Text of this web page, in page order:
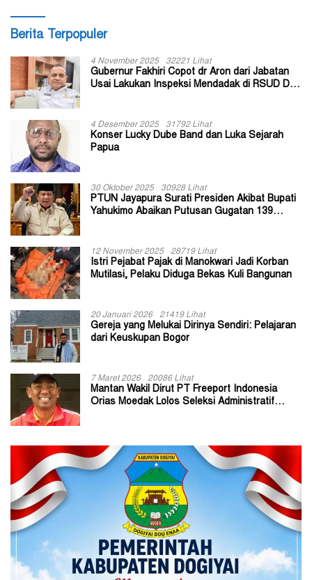
Berita Terpopuler
4 November 2025 32221 Lihat
Gubernur Fakhiri Copot dr Aron dari Jabatan
Usai Lakukan Inspeksi Mendadak di RSUD Dok
4 Desember 2025 31792 Lihat
Konser Lucky Dube Band dan Luka Sejarah
Papua
30 Oktober 2025 30928 Lihat
PTUN Jayapura Surati Presiden Akibat Bupati
Yahukimo Abaikan Putusan Gugatan 139
12 November 2025 28719 Lihat
Istri Pejabat Pajak di Manokwari Jadi Korban
Mutilasi, Pelaku Diduga Bekas Kuli Bangunan
20 Januari 2026 21419 Lihat
Gereja yang Melukai Dirinya Sendiri: Pelajaran
dari Keuskupan Bogor
7 Maret 2026 20086 Lihat
Mantan Wakil Dirut PT Freeport Indonesia
Orias Moedak Lolos Seleksi Administratif